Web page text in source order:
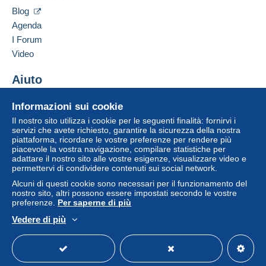
dal venditore all'acquirente. Un acquisto non pagato
può comportare conseguenze sul conto
dell'acquirente.
considerarsi nulle e non dovute. Le condizioni di
condizioni d'uso, sono le uniche applicabili.
Gli acquisti devono essere pagati entro14 giorni
dal ricevimento della richiesta di pagamento del
venditore.
Frais envoi :
Pour la France
jusqu'à 20 grammes: 1.60€
envoi normal
Informazioni sui cookie
Il nostro sito utilizza i cookie per le seguenti finalità: fornirvi i
servizi che avete richiesto, garantire la sicurezza della nostra
piattaforma, ricordare le vostre preferenze per rendere più
piacevole la vostra navigazione, compilare statistiche per
adattare il nostro sito alle vostre esigenze, visualizzare video e
permettervi di condividere contenuti sui social network.
Alcuni di questi cookie sono necessari per il funzionamento del
nostro sito, altri possono essere impostati secondo le vostre
preferenze. Per saperne di più
Vedere di più
Blog
Agenda
I Forum
Video
Aiuto
Acquistare su Delcampe
Vendere su Delcampe
Un sito sicuro